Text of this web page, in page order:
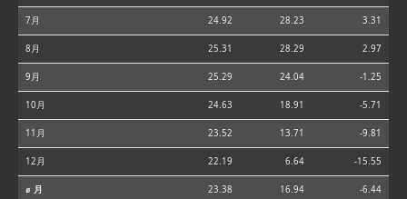
7月 24.92 28.23 3.31
8月 25.31 28.29 2.97
9月 25.29 24.04 -1.25
10月 24.63 18.91 -5.71
11月 23.52 13.71 -9.81
12月 22.19 6.64 -15.55
⌀ 月 23.38 16.94 -6.44